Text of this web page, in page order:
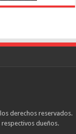
derechos reservados.
dueños.